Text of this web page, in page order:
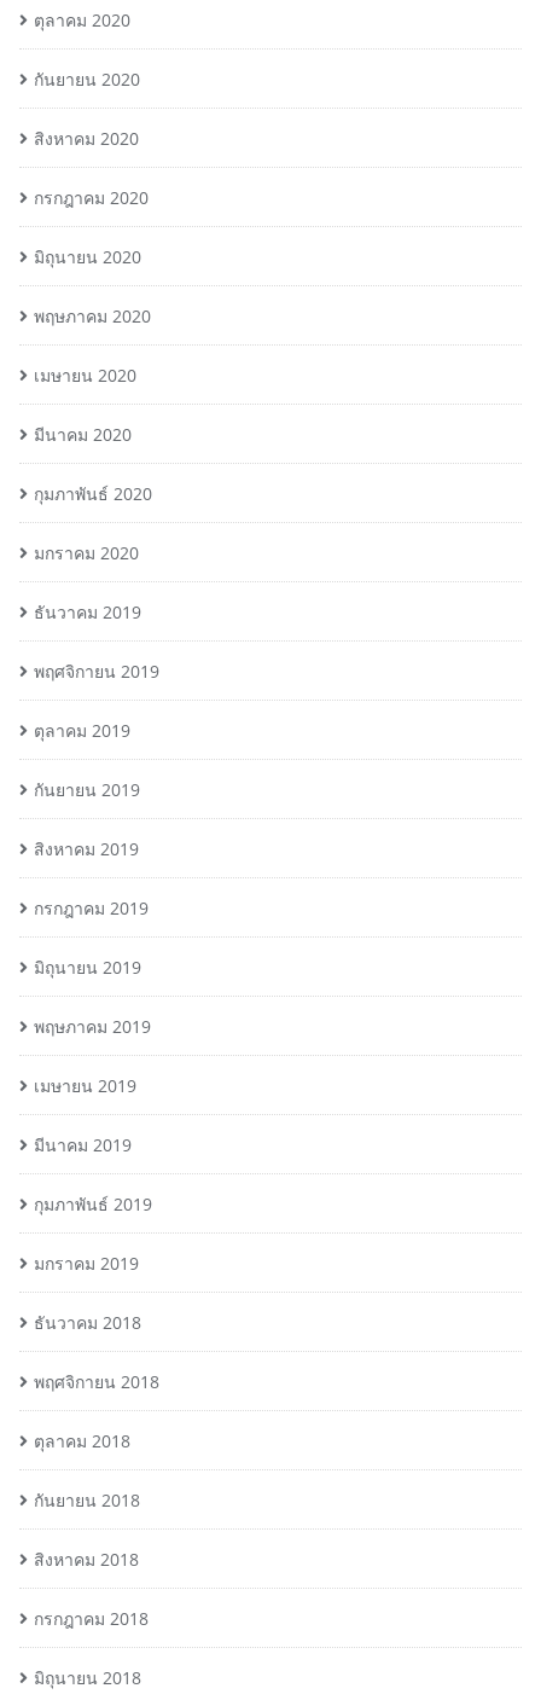
ตุลาคม 2020
กันยายน 2020
สิงหาคม 2020
กรกฎาคม 2020
มิถุนายน 2020
พฤษภาคม 2020
เมษายน 2020
มีนาคม 2020
กุมภาพันธ์ 2020
มกราคม 2020
ธันวาคม 2019
พฤศจิกายน 2019
ตุลาคม 2019
กันยายน 2019
สิงหาคม 2019
กรกฎาคม 2019
มิถุนายน 2019
พฤษภาคม 2019
เมษายน 2019
มีนาคม 2019
กุมภาพันธ์ 2019
มกราคม 2019
ธันวาคม 2018
พฤศจิกายน 2018
ตุลาคม 2018
กันยายน 2018
สิงหาคม 2018
กรกฎาคม 2018
มิถุนายน 2018